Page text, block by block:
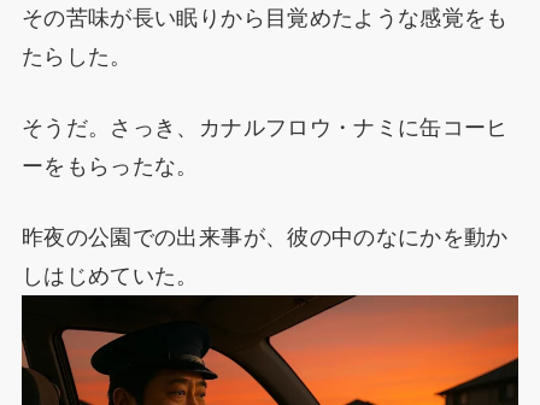
その苦味が長い眠りから目覚めたような感覚をも
たらした。
そうだ。さっき、カナルフロウ・ナミに缶コーヒ
ーをもらったな。
昨夜の公園での出来事が、彼の中のなにかを動か
しはじめていた。